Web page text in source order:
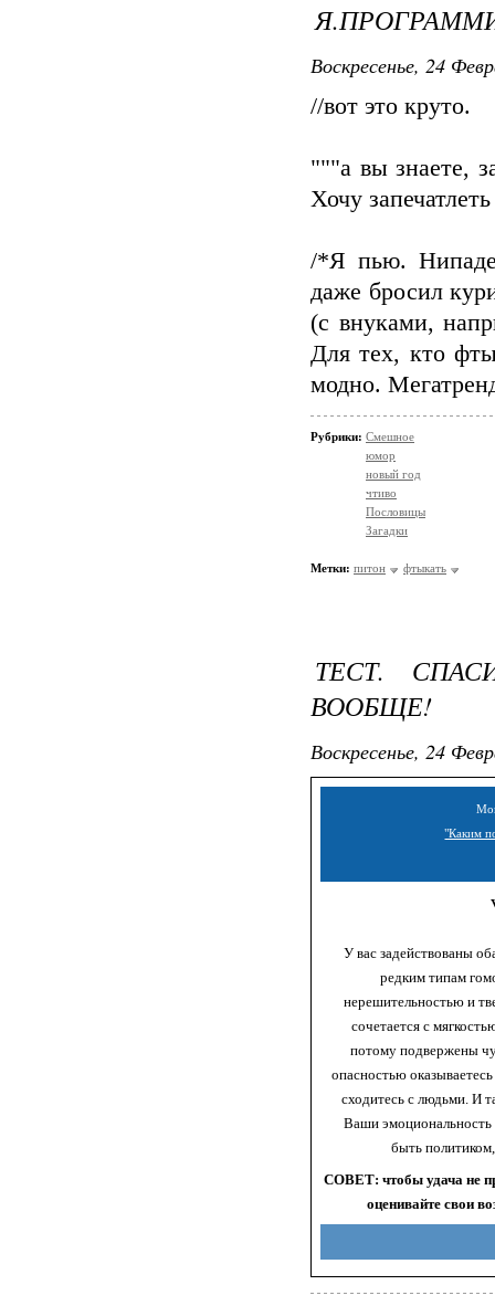
Воскресенье, 24
//вот это круто.
"""а вы знаете,
Хочу
/*Я пью.
даже бросил
(с внуками,
Для тех, кто
модно.
Рубрики: Смешное
юмор
новый год
чтиво
Пословицы
Загадки
Метки: питон фтыкать
ТЕСТ.
ВООБЩЕ!
Воскресенье, 24
"Каким
У вас задействованы
редким типам
нерешительностью и
сочетается с
потому подвержены
опасностью
сходитесь с людьми. И
Ваши эмоциональность
быть
СОВЕТ: чтобы удача не
оценивайте свои